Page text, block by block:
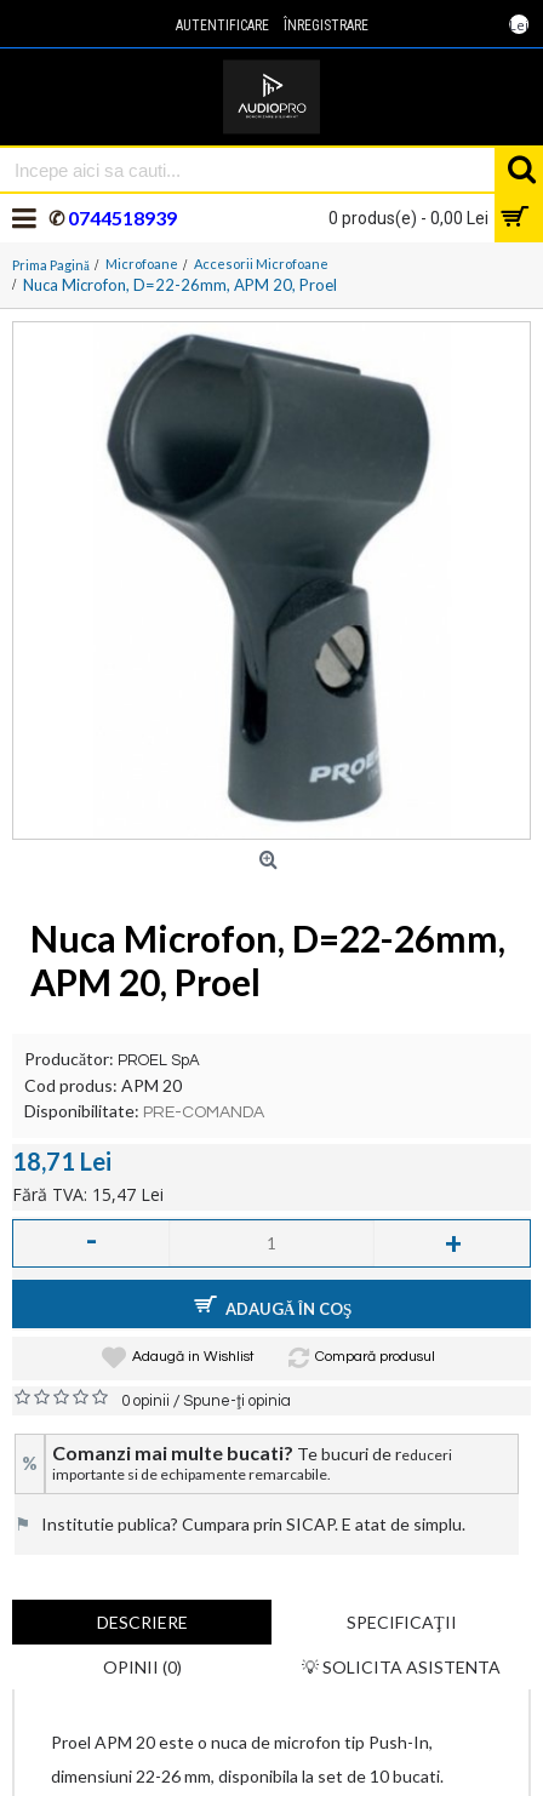
Lei
AUTENTIFICARE ÎNREGISTRARE
0 produs(e) - 0,00 Lei
✆0744518939
Prima Pagină Microfoane Accesorii Microfoane
Nuca Microfon, D=22-26mm, APM 20, Proel
Nuca Microfon, D=22-26mm,
APM 20, Proel
Producător: PROEL SpA
Cod produs: APM 20
Disponibilitate: PRE-COMANDA
18,71 Lei
Fără TVA: 15,47 Lei
- +
ADAUGĂ ÎN COŞ
Adaugă in Wishlist Compară produsul
0 opinii /Spune-ţi opinia
% Comanzi mai multe bucati? Te bucuri de reduceri
importante si de echipamente remarcabile.
⚑ Institutie publica? Cumpara prin SICAP. E atat de simplu.
DESCRIERE SPECIFICAŢII
OPINII (0) 💡 SOLICITA ASISTENTA
Proel APM 20 este o nuca de microfon tip Push-In,
dimensiuni 22-26 mm, disponibila la set de 10 bucati.